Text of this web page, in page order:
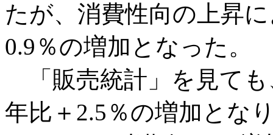
たが、消費性向の上昇
0.9％の増加となった。
「販売統計」を見ても
年比＋2.5％の増加とな